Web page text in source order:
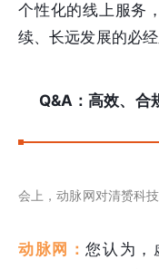
个性化的线上服务
续、长远发展的必
Q&A：高效、合
会上，动脉网对清赟科
动脉网：您认为，